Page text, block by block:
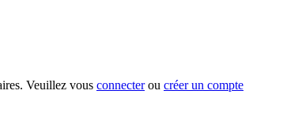
Veuillez vous connecterou créer un compte